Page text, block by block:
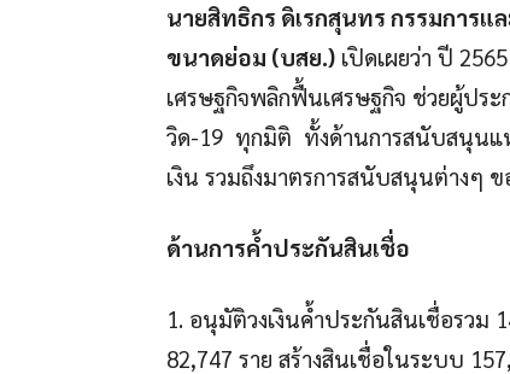
นายสิทธิกร ดิเรกสุนทร กรรมการ
ขนาดย่อม (บสย.) เปิดเผยว่า ปี
เศรษฐกิจพลิกฟื้นเศรษฐกิจ ช่วยผู้ปร
วิด-19 ทุกมิติ ทั้งด้านการสนับสนุนแ
เงิน รวมถึงมาตรการสนับสนุนต่างๆ
ด้านการค้ำประกันสินเชื่อ
1. อนุมัติวงเงินค้ำประกันสินเชื่อรวม
82,747 ราย สร้างสินเชื่อในระบบ